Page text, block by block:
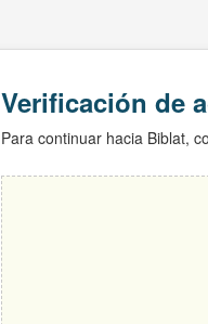
Verificación de
Para continuar hacia Biblat,